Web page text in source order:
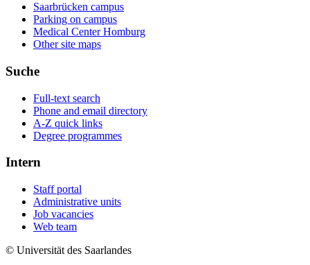
Saarbrücken campus
Parking on campus
Medical Center Homburg
Other site maps
Suche
Full-text search
Phone and email directory
A-Z quick links
Degree programmes
Intern
Staff portal
Administrative units
Job vacancies
Web team
© Universität des Saarlandes